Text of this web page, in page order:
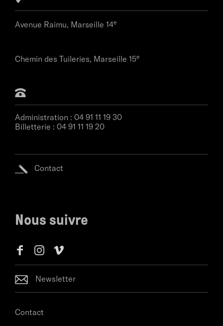
Avenue Raimu, Marseille 14e
Chemin des Tuileries, Marseille 15e
Administration : 04 91 11 19 30
Billetterie : 04 91 11 19 20
Contact
Nous suivre
Newsletter
Contact